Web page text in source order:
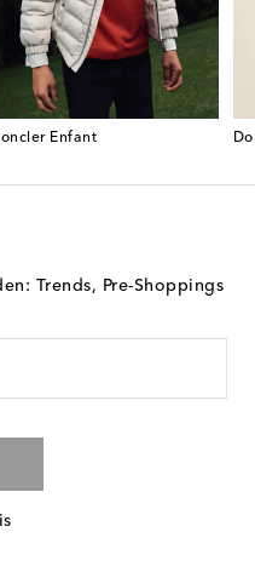
Enfant
Trends, Pre-Shoppings